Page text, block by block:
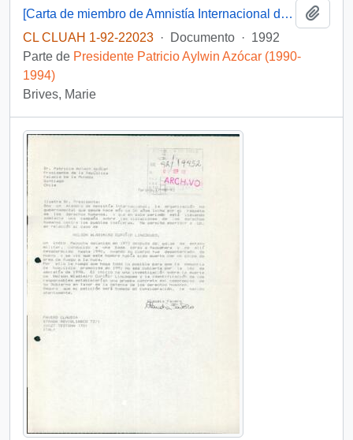
[Carta de miembro de Amnistía Internacional dirigida al Presidente Patricio Aylwin, referente a pena de muerte]
CL CLUAH 1-92-22023 · Documento · 1992
Parte de Presidente Patricio Aylwin Azócar (1990-
1994)
Brives, Marie